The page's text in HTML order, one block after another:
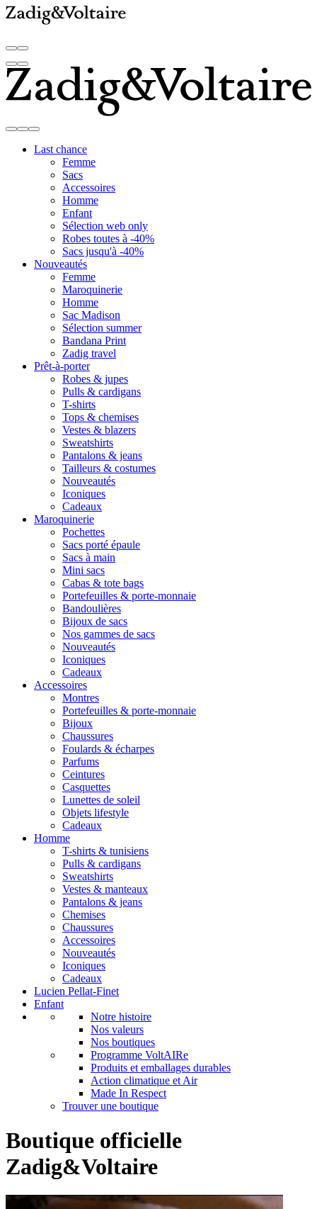
Last chance
Femme
Sacs
Accessoires
Homme
Enfant
Sélection web only
Robes toutes à -40%
Sacs jusqu'à -40%
Nouveautés
Femme
Maroquinerie
Homme
Sac Madison
Sélection summer
Bandana Print
Zadig travel
Prêt-à-porter
Robes & jupes
Pulls & cardigans
T-shirts
Tops & chemises
Vestes & blazers
Sweatshirts
Pantalons & jeans
Tailleurs & costumes
Nouveautés
Iconiques
Cadeaux
Maroquinerie
Pochettes
Sacs porté épaule
Sacs à main
Mini sacs
Cabas & tote bags
Portefeuilles & porte-monnaie
Bandoulières
Bijoux de sacs
Nos gammes de sacs
Nouveautés
Iconiques
Cadeaux
Accessoires
Montres
Portefeuilles & porte-monnaie
Bijoux
Chaussures
Foulards & écharpes
Parfums
Ceintures
Casquettes
Lunettes de soleil
Objets lifestyle
Cadeaux
Homme
T-shirts & tunisiens
Pulls & cardigans
Sweatshirts
Vestes & manteaux
Pantalons & jeans
Chemises
Chaussures
Accessoires
Nouveautés
Iconiques
Cadeaux
Lucien Pellat-Finet
Enfant
Notre histoire
Nos valeurs
Nos boutiques
Programme VoltAIRe
Produits et emballages durables
Action climatique et Air
Made In Respect
Trouver une boutique
Boutique officielle
Zadig&Voltaire